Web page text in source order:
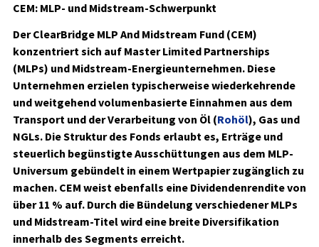
CEM: MLP- und Midstream-Schwerpunkt
Der ClearBridge MLP And Midstream Fund (CEM)
konzentriert sich auf Master Limited Partnerships
(MLPs) und Midstream-Energieunternehmen. Diese
Unternehmen erzielen typischerweise wiederkehrende
und weitgehend volumenbasierte Einnahmen aus dem
Transport und der Verarbeitung von Öl (Rohöl), Gas und
NGLs. Die Struktur des Fonds erlaubt es, Erträge und
steuerlich begünstigte Ausschüttungen aus dem MLP-
Universum gebündelt in einem Wertpapier zugänglich zu
machen. CEM weist ebenfalls eine Dividendenrendite von
über 11 % auf. Durch die Bündelung verschiedener MLPs
und Midstream-Titel wird eine breite Diversifikation
innerhalb des Segments erreicht.